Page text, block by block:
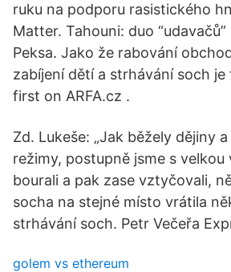
ruku na podporu rasistického
Matter. Tahouni: duo
Peksa. Jako že rabování
zabíjení dětí a strhávání soch je
first on ARFA.cz .
Zd. Lukeše: „Jak běžely dějiny
režimy, postupně jsme s velkou
bourali a pak zase vztyčovali,
socha na stejné místo vrátila
strhávání soch. Petr Večeřa
golem vs ethereum